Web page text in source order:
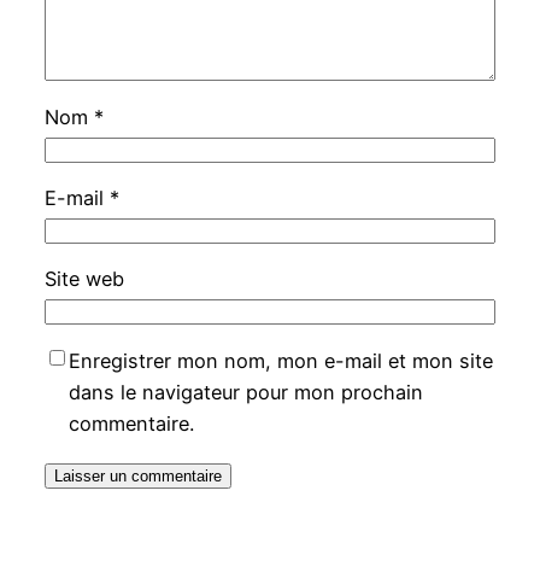
Nom *
E-mail *
Site web
Enregistrer mon nom, mon e-mail et mon site
dans le navigateur pour mon prochain
commentaire.